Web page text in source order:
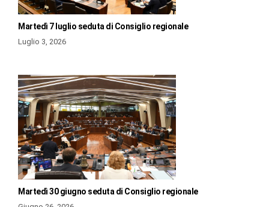
Martedì 7 luglio seduta di Consiglio regionale
Luglio 3, 2026
Martedì 30 giugno seduta di Consiglio regionale